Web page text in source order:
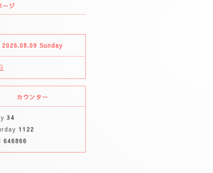
ージ
2026.08.09 Sunday
カウンター
34
1122
646866